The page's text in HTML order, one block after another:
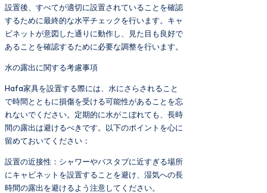
設置後、すべてが適切に設置されていることを確認
するために最終的な水平チェックを行います。キャ
ビネットが意図した通りに動作し、見た目も良好で
あることを確認するために必要な調整を行います。
水の露出に関する考慮事項
Hafa家具を設置する際には、水にさらされること
で時間とともに損傷を受ける可能性があることを忘
れないでください。定期的に水がこぼれても、長時
間の露出は避けるべきです。以下のポイントを心に
留めておいてください：
設置の近接性：シャワーやバスタブに近すぎる場所
にキャビネットを設置することを避け、湿気への長
時間の露出を避けるよう注意してください。